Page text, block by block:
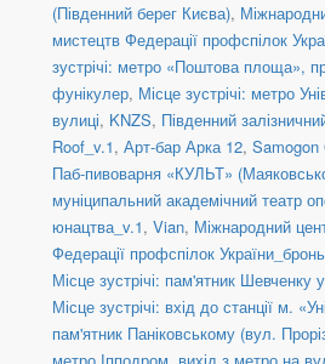
(Південний берег Києва),
мистецтв Федерації профспілок
зустрічі: метро «Поштова площа»,
фунікулер, Місце зустрічі: метро
вулиці, KNZS, Південний
Roof_v.1, Арт-бар Арка 12, Samogon
Паб-пивоварня «КУЛЬТ»
муніципальний академічний театр
юнацтва_v.1, Vian, Міжнародний
Федерації профспілок України_бронь
Місце зустрічі: пам'ятник Шевченку
Місце зустрічі: вхід до станції м.
пам'ятник Паніковському (вул.